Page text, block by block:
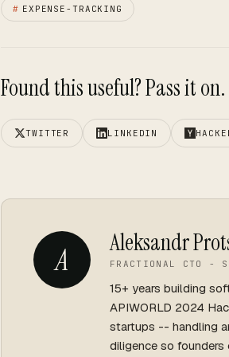
# EXPENSE-TRACKING
Found this useful? Pass it on.
TWITTER LINKEDIN
A Aleksandr
FRACTIONAL CTO -
15+ years building
APIWORLD 2024
startups -- handling
diligence so